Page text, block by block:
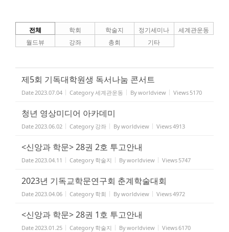
전체 학회 학술지 정기세미나
세계관운동
월드뷰
강좌 총회 기타
제5회 기독대학원생 독서나눔 콘서트
Date 2023.07.04 Category세계관운동 Byworldview Views 5170
청년 영상미디어 아카데미
Date 2023.06.02 Category 강좌 Byworldview Views4913
<신앙과 학문> 28권 2호 투고안내
Date 2023.04.11 Category 학술지 Byworldview Views 5747
2023년 기독교학문연구회 춘계학술대회
Date 2023.04.06 Category 학회 Byworldview Views4972
<신앙과 학문> 28권 1호 투고안내
Date 2023.01.25 Category 학술지 Byworldview Views6170